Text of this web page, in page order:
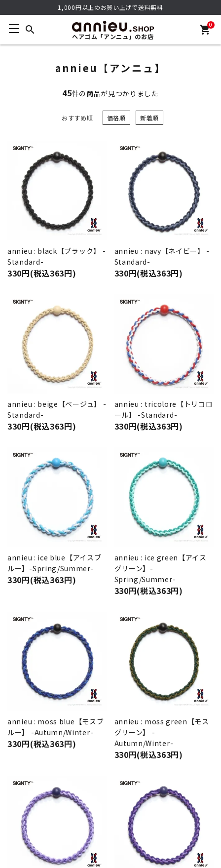
1,000円以上のお買い上げで送料無料
search
ヘアゴム「アンニュ」のお店
0
shopping_cart
annieu【アンニュ】
45件の商品が見つかりました
おすすめ順 価格順 新着順
annieu : black【ブラック】 -
Standard-
330円(税込363円)
annieu : navy【ネイビー】 -
Standard-
330円(税込363円)
annieu : beige【ベージュ】 -
Standard-
330円(税込363円)
annieu : tricolore【トリコロ
ール】 -Standard-
330円(税込363円)
annieu : ice blue【アイスブ
ルー】-Spring/Summer-
330円(税込363円)
annieu : ice green【アイス
グリーン】-
Spring/Summer-
330円(税込363円)
annieu : moss blue【モスブ
ルー】 -Autumn/Winter-
330円(税込363円)
annieu : moss green【モス
グリーン】 -
Autumn/Winter-
330円(税込363円)